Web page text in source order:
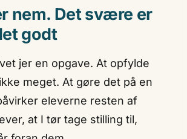
nem. Det svære er
godt
jer en opgave. At opfylde
meget. At gøre det på en
eleverne resten af
at I tør tage stilling til,